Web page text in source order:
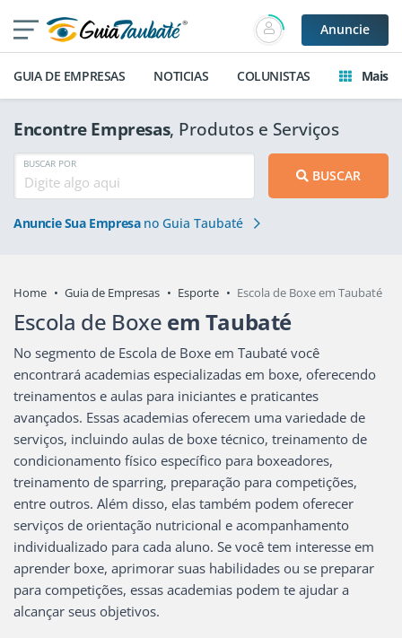
Anuncie
GUIA DE EMPRESAS NOTICIAS COLUNISTAS Mais
Encontre Empresas, Produtos e Serviços
BUSCAR POR
BUSCAR
Anuncie Sua Empresano Guia Taubaté
Home Guia de Empresas Esporte Escola de Boxe em Taubaté
Escola de Boxe em Taubaté
No segmento de Escola de Boxe em Taubaté você
encontrará academias especializadas em boxe, oferecendo
treinamentos e aulas para iniciantes e praticantes
avançados. Essas academias oferecem uma variedade de
serviços, incluindo aulas de boxe técnico, treinamento de
condicionamento físico específico para boxeadores,
treinamento de sparring, preparação para competições,
entre outros. Além disso, elas também podem oferecer
serviços de orientação nutricional e acompanhamento
individualizado para cada aluno. Se você tem interesse em
aprender boxe, aprimorar suas habilidades ou se preparar
para competições, essas academias podem te ajudar a
alcançar seus objetivos.